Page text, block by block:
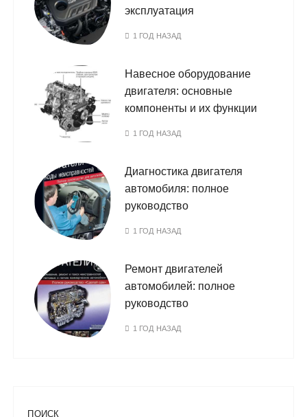
эксплуатация
1 ГОД НАЗАД
Навесное оборудование
двигателя: основные
компоненты и их функции
1 ГОД НАЗАД
Диагностика двигателя
автомобиля: полное
руководство
1 ГОД НАЗАД
Ремонт двигателей
автомобилей: полное
руководство
1 ГОД НАЗАД
ПОИСК